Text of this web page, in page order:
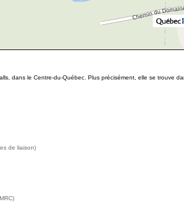
dans le Centre-du-Québec. Plus précisément, elle se trouve
de liaison)